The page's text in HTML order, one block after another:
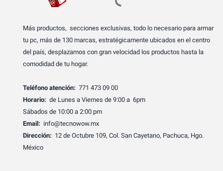
Más productos, secciones exclusivas, todo lo necesario para armar
tu pc, más de 130 marcas, estratégicamente ubicados en el centro
del país, desplazamos con gran velocidad los productos hasta la
comodidad de tu hogar.
Teléfono atención: 771 473 09 00
Horario: de Lunes a Viernes de 9:00 a 6pm
Sábados de 10:00 a 2:00 pm
Email: info@tecnowow.mx
Dirección: 12 de Octubre 109, Col. San Cayetano, Pachuca, Hgo.
México